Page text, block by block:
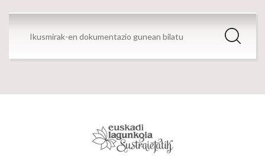
Dokumentazio gunea
Bilatu